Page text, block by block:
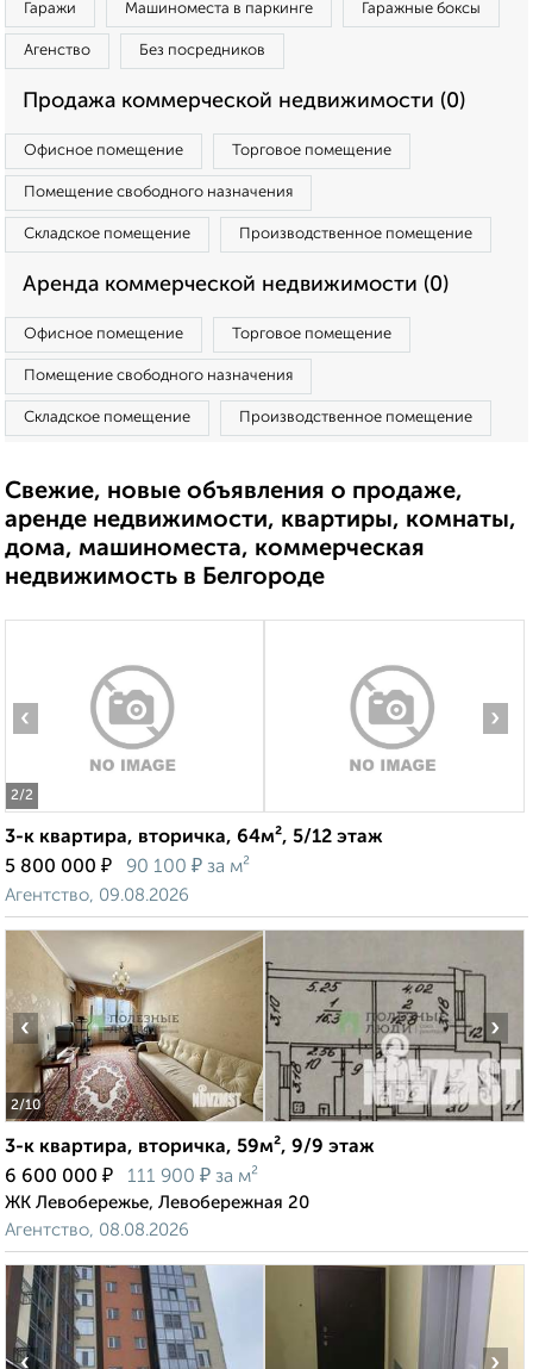
Гаражи Машиноместа в паркинге Гаражные боксы
Агенство Без посредников
Продажа коммерческой недвижимости (0)
Офисное помещение Торговое помещение
Помещение свободного назначения
Складское помещение Производственное помещение
Аренда коммерческой недвижимости (0)
Офисное помещение Торговое помещение
Помещение свободного назначения
Складское помещение Производственное помещение
Свежие, новые объявления о продаже,
аренде недвижимости, квартиры, комнаты,
дома, машиноместа, коммерческая
недвижимость в Белгороде
2/2
‹ ›
3-к квартира, вторичка, 64м², 5/12 этаж
5 800 000 ₽ 90 100 ₽ за м²
Агентство, 09.08.2026
2/10
‹ ›
3-к квартира, вторичка, 59м², 9/9 этаж
6 600 000 ₽ 111 900 ₽ за м²
ЖК Левобережье, Левобережная 20
Агентство, 08.08.2026
‹ ›